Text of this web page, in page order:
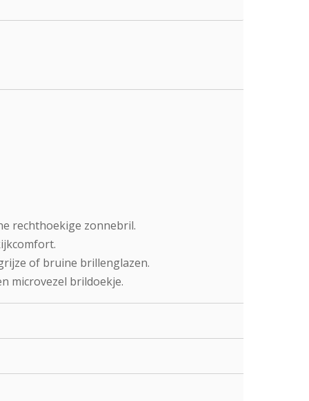
rechthoekige zonnebril.
of bruine brillenglazen.
microvezel brildoekje.